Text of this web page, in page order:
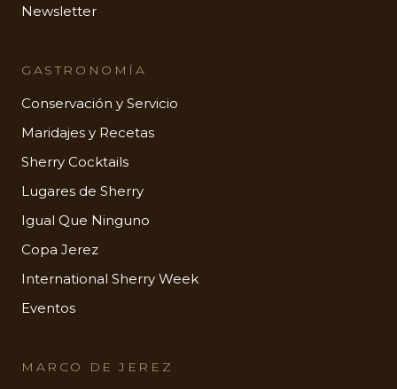
Newsletter
GASTRONOMÍA
Conservación y Servicio
Maridajes y Recetas
Sherry Cocktails
Lugares de Sherry
Igual Que Ninguno
Copa Jerez
International Sherry Week
Eventos
MARCO DE JEREZ